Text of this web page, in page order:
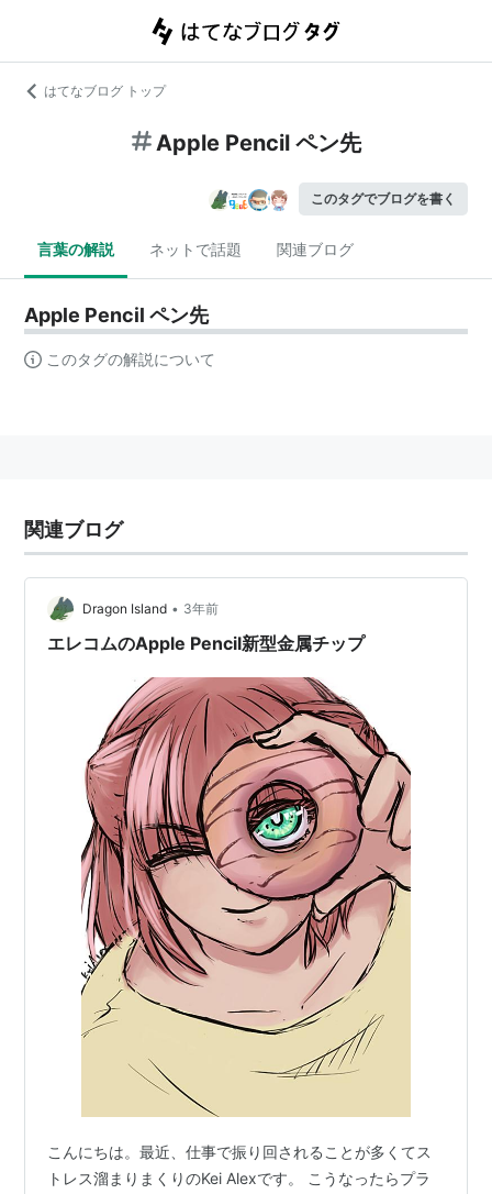
はてなブログ トップ
Apple Pencil ペン先
このタグでブログを書く
言葉の解説 ネットで話題 関連ブログ
Apple Pencil ペン先
このタグの解説について
関連ブログ
Dragon Island • 3年前
エレコムのApple Pencil新型金属チップ
こんにちは。最近、仕事で振り回されることが多くてス
トレス溜まりまくりのKei Alexです。 こうなったらプラ